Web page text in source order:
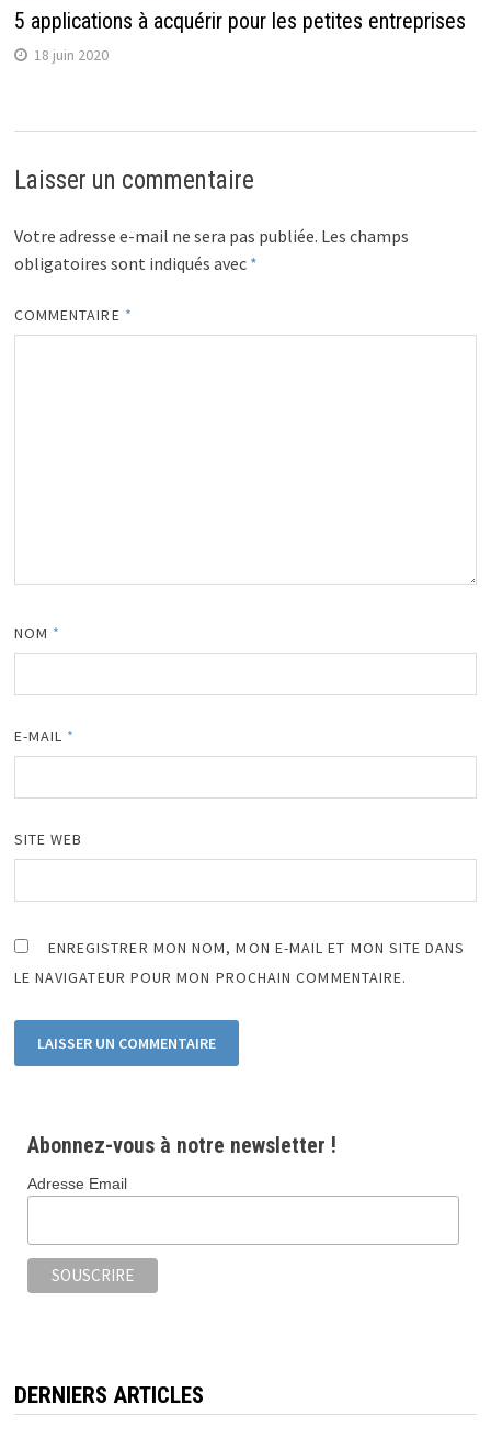
5 applications à acquérir pour les petites entreprises
18 juin 2020
Laisser un commentaire
Votre adresse e-mail ne sera pas publiée. Les champs
obligatoires sont indiqués avec *
COMMENTAIRE *
NOM *
E-MAIL *
SITE WEB
ENREGISTRER MON NOM, MON E-MAIL ET MON SITE DANS
LE NAVIGATEUR POUR MON PROCHAIN COMMENTAIRE.
Abonnez-vous à notre newsletter !
Adresse Email
DERNIERS ARTICLES